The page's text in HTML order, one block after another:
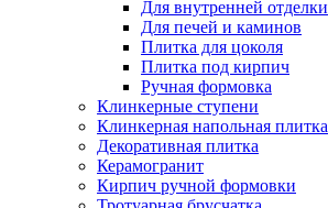
Для внутренней отделки
Для печей и каминов
Плитка для цоколя
Плитка под кирпич
Ручная формовка
Клинкерные ступени
Клинкерная напольная плитка
Декоративная плитка
Керамогранит
Кирпич ручной формовки